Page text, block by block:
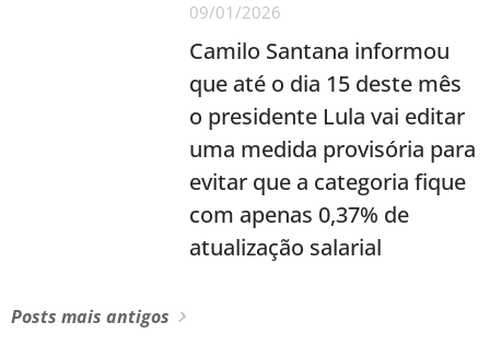
09/01/2026
Camilo Santana informou
que até o dia 15 deste mês
o presidente Lula vai editar
uma medida provisória para
evitar que a categoria fique
com apenas 0,37% de
atualização salarial
Posts mais antigos